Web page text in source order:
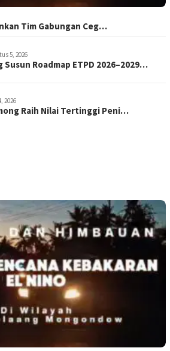
Tim Gabungan Ceg…
5, 2026
Susun Roadmap ETPD 2026–2029…
2026
Raih Nilai Tertinggi Peni…